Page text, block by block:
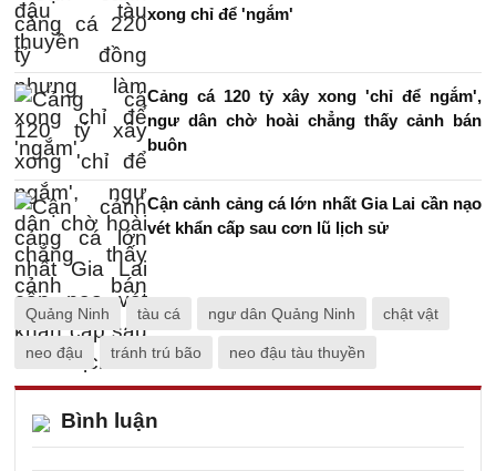
xong chỉ để 'ngắm'
Cảng cá 120 tỷ xây xong 'chỉ để ngắm',
ngư dân chờ hoài chẳng thấy cảnh bán
buôn
Cận cảnh cảng cá lớn nhất Gia Lai cần nạo
vét khẩn cấp sau cơn lũ lịch sử
Quảng Ninh tàu cá ngư dân Quảng Ninh chật vật
neo đậu tránh trú bão neo đậu tàu thuyền
Bình luận